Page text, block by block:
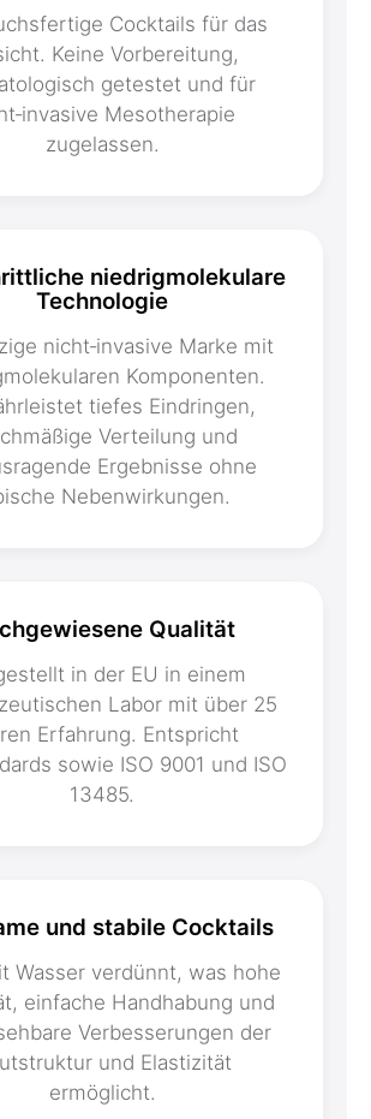
Cocktails für das
Keine Vorbereitung,
getestet und für
Mesotherapie
zugelassen.
niedrigmolekulare
Technologie
nicht‑invasive Marke mit
Komponenten.
tiefes Eindringen,
Verteilung und
Ergebnisse ohne
Nebenwirkungen.
Qualität
in der EU in einem
Labor mit über 25
Erfahrung. Entspricht
sowie ISO 9001 und ISO
13485.
und stabile Cocktails
Wasser verdünnt, was hohe
einfache Handhabung und
Verbesserungen der
und Elastizität
ermöglicht.